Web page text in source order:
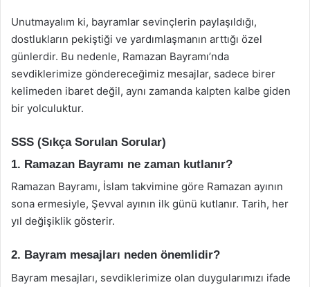
Unutmayalım ki, bayramlar sevinçlerin paylaşıldığı,
dostlukların pekiştiği ve yardımlaşmanın arttığı özel
günlerdir. Bu nedenle, Ramazan Bayramı’nda
sevdiklerimize göndereceğimiz mesajlar, sadece birer
kelimeden ibaret değil, aynı zamanda kalpten kalbe giden
bir yolculuktur.
SSS (Sıkça Sorulan Sorular)
1. Ramazan Bayramı ne zaman kutlanır?
Ramazan Bayramı, İslam takvimine göre Ramazan ayının
sona ermesiyle, Şevval ayının ilk günü kutlanır. Tarih, her
yıl değişiklik gösterir.
2. Bayram mesajları neden önemlidir?
Bayram mesajları, sevdiklerimize olan duygularımızı ifade